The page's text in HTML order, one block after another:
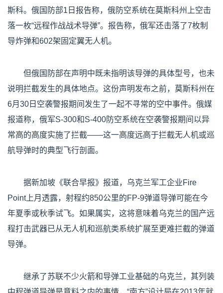
斯科。俄国防部1日报告称，俄防空系统在莫斯科州上空击
落一枚“远程作战战术导弹”。报告称，俄军还击落了7枚制
导炸弹和602架固定翼无人机。
但俄国防部在声明中既未指明该导弹的具体型号，也未
说明拦截发生的具体地点。这份声明发布之前，莫斯科州在
6月30日空袭警报期间发生了一起不寻常的空中事件。俄媒
报道称，俄军S-300和S-400防空系统在空袭警报期间以异
常高的高度实施了拦截——这一高度远高于拦截无人机或巡
航导弹时的典型飞行剖面。
据新加坡《联合早报》报道，乌克兰军工企业Fire
Point上月透露，射程约850公里的FP-9弹道导弹可能在今
年夏季或秋季试飞。如果属实，这将意味着乌克兰的国产远
程打击武器已从无人机和巡航类系统扩展至更难拦截的弹道
导弹。
继承了苏联不少火箭和导弹工业基础的乌克兰，其列装